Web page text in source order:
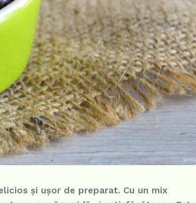
și ușor de preparat. Cu un mix